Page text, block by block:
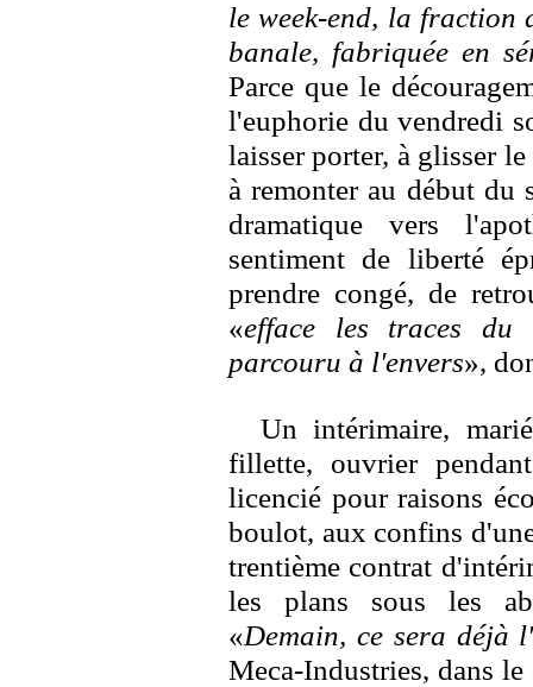
le week-end, la fraction
banale, fabriquée en
Parce que le
l'euphorie du vendredi
laisser porter, à glisser
à remonter au début du
dramatique vers
sentiment de liberté
prendre congé, de
«efface les traces
parcouru à l'envers»,
Un intérimaire,
fillette, ouvrier
licencié pour raisons
boulot, aux confins
trentième contrat
les plans sous les
«Demain, ce sera déjà
Meca-Industries, dans